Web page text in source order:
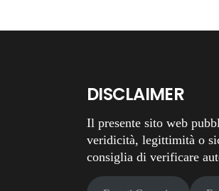
DISCLAIMER
Il presente sito web
veridicità, legittimità o
consiglia di verificare